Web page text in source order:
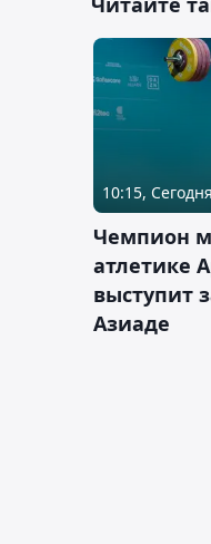
10:15, Сегодня
Чемпион
атлетике
выступит
Азиаде